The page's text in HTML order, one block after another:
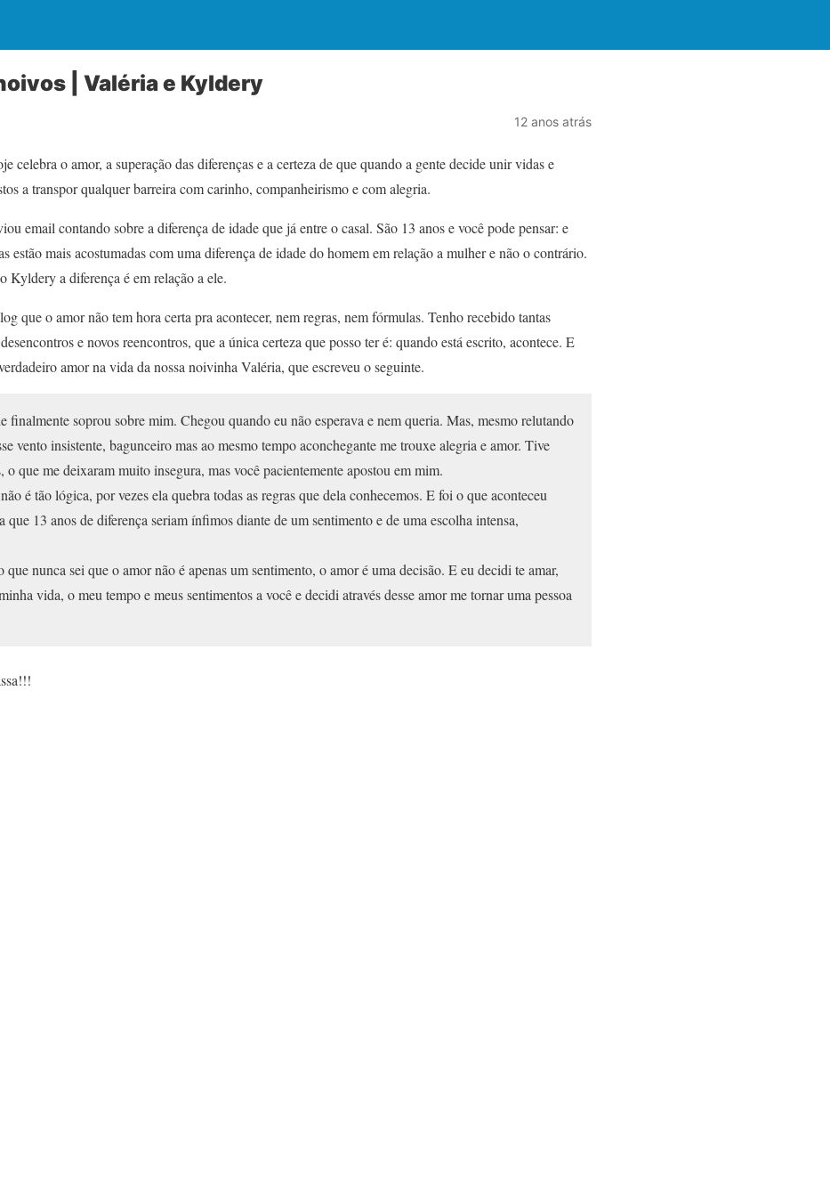
| Valéria e Kyldery
12 anos atrás
celebra o amor, a superação das diferenças e a certeza de que quando a gente decide unir vidas e
a transpor qualquer barreira com carinho, companheirismo e com alegria.
email contando sobre a diferença de idade que já entre o casal. São 13 anos e você pode pensar: e
estão mais acostumadas com uma diferença de idade do homem em relação a mulher e não o contrário.
Kyldery a diferença é em relação a ele.
que o amor não tem hora certa pra acontecer, nem regras, nem fórmulas. Tenho recebido tantas
e novos reencontros, que a única certeza que posso ter é: quando está escrito, acontece. E
amor na vida da nossa noivinha Valéria, que escreveu o seguinte.
finalmente soprou sobre mim. Chegou quando eu não esperava e nem queria. Mas, mesmo relutando
vento insistente, bagunceiro mas ao mesmo tempo aconchegante me trouxe alegria e amor. Tive
o que me deixaram muito insegura, mas você pacientemente apostou em mim.
é tão lógica, por vezes ela quebra todas as regras que dela conhecemos. E foi o que aconteceu
que 13 anos de diferença seriam ínfimos diante de um sentimento e de uma escolha intensa,
nunca sei que o amor não é apenas um sentimento, o amor é uma decisão. E eu decidi te amar,
vida, o meu tempo e meus sentimentos a você e decidi através desse amor me tornar uma pessoa